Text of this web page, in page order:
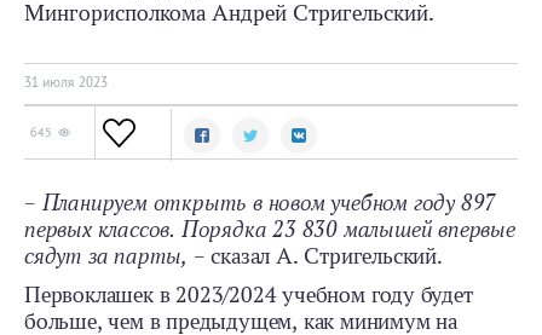
Мингорисполкома Андрей Стригельский.
31 июля 2023
645
– Планируем открыть в новом учебном году 897
первых классов. Порядка 23 830 малышей впервые
сядут за парты, – сказал А. Стригельский.
Первоклашек в 2023/2024 учебном году будет
больше, чем в предыдущем, как минимум на